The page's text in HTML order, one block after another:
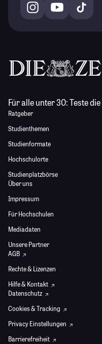
Für alle unter 30:Teste die
Ratgeber
Studienthemen
Studienformate
Hochschulorte
Studienplatzbörse
Über uns
Impressum
Für Hochschulen
Mediadaten
Unsere Partner
AGB
Rechte & Lizenzen
Hilfe & Kontakt
Datenschutz
Cookies & Tracking
Privacy Einstellungen
Barrierefreiheit